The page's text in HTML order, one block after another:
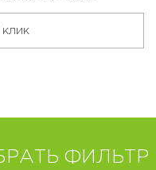
клик
ФИЛЬТР